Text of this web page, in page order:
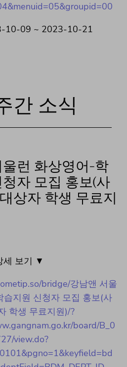
10-09 ~ 2023-10-21
간 소식
런 화상영어-학
자 모집 홍보(사
상자 학생 무료지
세 보기 ▼
bridge/강남앤 서울
습지원 신청자 모집 홍보(사
학생 무료지원)/?
board/B_0
view.do?